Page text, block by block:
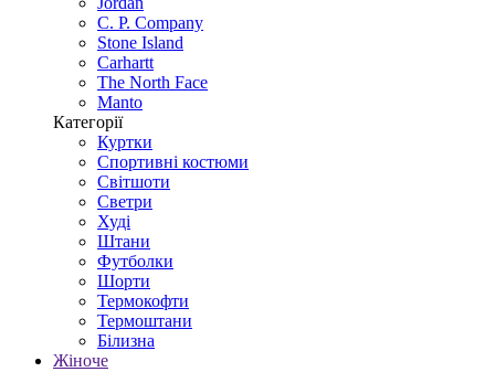
C. P. Company
Stone Island
Carhartt
The North Face
Manto
Категорії
Куртки
Спортивні костюми
Світшоти
Светри
Худі
Штани
Футболки
Шорти
Термокофти
Термоштани
Білизна
Жіноче